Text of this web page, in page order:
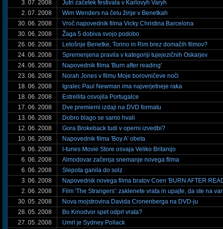
3. 07. 2008
Jutri začetek festivala v Karlovyh Varyh
2. 07. 2008
Wim Wenders na čelu žirije v Benetkah
30. 06. 2008
Vroč napovednik filma Vicky Christina Barcelona
30. 06. 2008
Žaga 5 dobiva svojo podobo
26. 06. 2008
Letošnje Benetke, Torino in Rim brez domačih filmov?
24. 06. 2008
Spremenjena pravila v kategoriji tujejezičnih Oskarjev
24. 06. 2008
Napovednik filma 'Burn after reading'
23. 06. 2008
Norah Jones v filmu Moje borovničeve noči
18. 06. 2008
Igralec Paul Newman ima najverjetneje raka
18. 06. 2008
Estrellita osvojila Portugalce
17. 06. 2008
Dve premierni izdaji na DVD formatu
13. 06. 2008
Dobro blago se samo hvali
12. 06. 2008
Gora Brokeback tudi v operni izvedbi?
10. 06. 2008
Napovednik filma 'Boy A' obeta
9. 06. 2008
I-tunes Movie Store osvaja Veliko Britanijo
6. 06. 2008
Almodovar začenja snemanje novega filma
6. 06. 2008
Slepota ganila do solz
3. 06. 2008
Napovednik novega filma bratov Coen 'BURN AFTER
2. 06. 2008
Film 'The Strangers': zaklenete vrata in upajte, da ste na
30. 05. 2008
Nova mojstrovina Davida Cronenberga na DVD-ju
28. 05. 2008
Bo Kinodvor spet odprl vrata?
27. 05. 2008
Umrl je Sydney Pollack